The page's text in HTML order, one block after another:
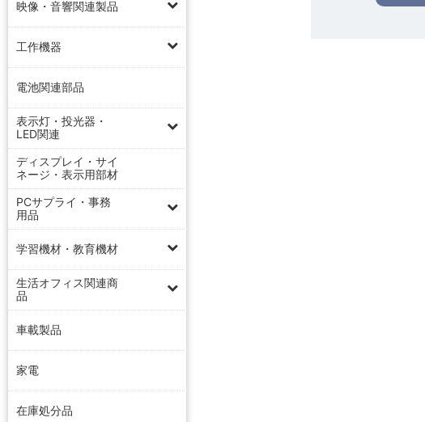
映像・音響関連製品
工作機器
電池関連部品
表示灯・投光器・
LED関連
ディスプレイ・サイ
ネージ・表示用部材
PCサプライ・事務
用品
学習機材・教育機材
生活オフィス関連商
品
車載製品
家電
在庫処分品